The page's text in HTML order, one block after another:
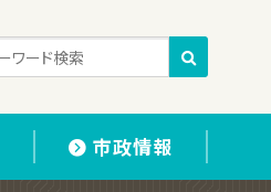
市政情報